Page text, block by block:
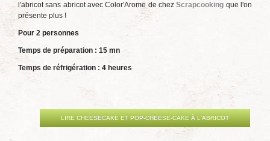
l'abricot sans abricot avec Color'Arome de chezScrapcooking que l'on
présente plus !
Pour 2 personnes
Temps de préparation : 15 mn
Temps de réfrigération : 4 heures
LIRE CHEESECAKE ET POP-CHEESE-CAKE À L'ABRICOT